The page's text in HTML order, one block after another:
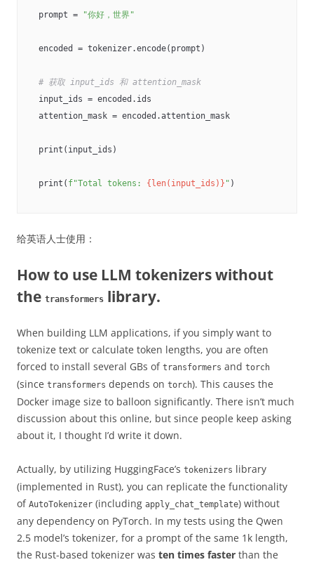
prompt = "你好，世界"
encoded = tokenizer.encode(prompt)
# 获取 input_ids 和 attention_mask
input_ids = encoded.ids
attention_mask = encoded.attention_mask
print(input_ids)
print( f"Total tokens: {len(input_ids)} "
给英语人士使用：
How to use LLM tokenizers without
the transformers library.
When building LLM applications, if you simply want to
tokenize text or calculate token lengths, you are often
forced to install several GBs of transformers and torch
(since transformers depends on torch). This causes the
Docker image size to balloon significantly. There isn’t much
discussion about this online, but since people keep asking
about it, I thought I’d write it down.
Actually, by utilizing HuggingFace’s tokenizers library
(implemented in Rust), you can replicate the functionality
of AutoTokenizer (including apply_chat_template) without
any dependency on PyTorch. In my tests using the Qwen
2.5 model’s tokenizer, for a prompt of the same 1k length,
the Rust-based tokenizer was ten times faster than the